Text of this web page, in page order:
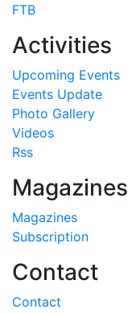
FTB
Activities
Upcoming Events
Events Update
Photo Gallery
Videos
Rss
Magazines
Magazines
Subscription
Contact
Contact